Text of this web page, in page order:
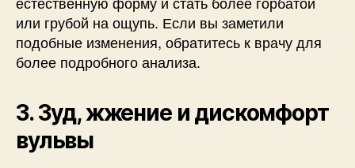
или грубой на ощупь. Если вы заметили
подобные изменения, обратитесь к врачу для
более подробного анализа.
3. Зуд, жжение и дискомфорт
вульвы